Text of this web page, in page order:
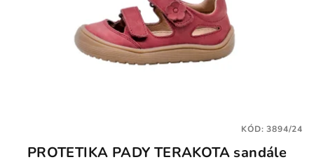
PROTETIKA PADY TERAKOTA sandále
KÓD:3894/24